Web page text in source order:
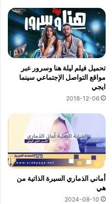
تحميل فيلم ليلة هنا وسرور عبر
مواقع التواصل الإجتماعي سينما
ايجي
2018-12-06
أماني الذماري السيرة الذاتية من
هي
2024-08-10